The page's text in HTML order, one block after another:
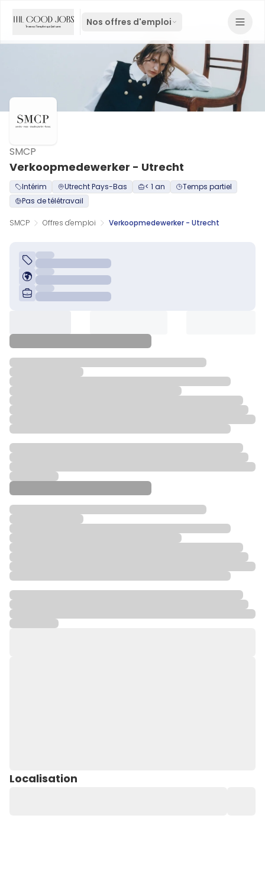
Nos offres d'emploi
Verkoopmedewerker - Utrecht
SMCP
Intérim Utrecht Pays-Bas < 1 an
Temps partiel
Pas de télétravail
SMCP Offres d'emploi Verkoopmedewerker - Utrecht
Localisation